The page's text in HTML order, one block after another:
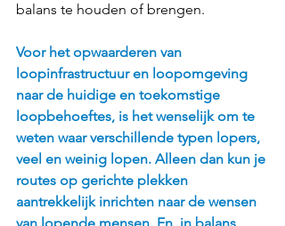
balans te houden of brengen.
Voor het opwaarderen van
loopinfrastructuur en loopomgeving
naar de huidige en toekomstige
loopbehoeftes, is het wenselijk om te
weten waar verschillende typen lopers,
veel en weinig lopen. Alleen dan kun je
routes op gerichte plekken
aantrekkelijk inrichten naar de wensen